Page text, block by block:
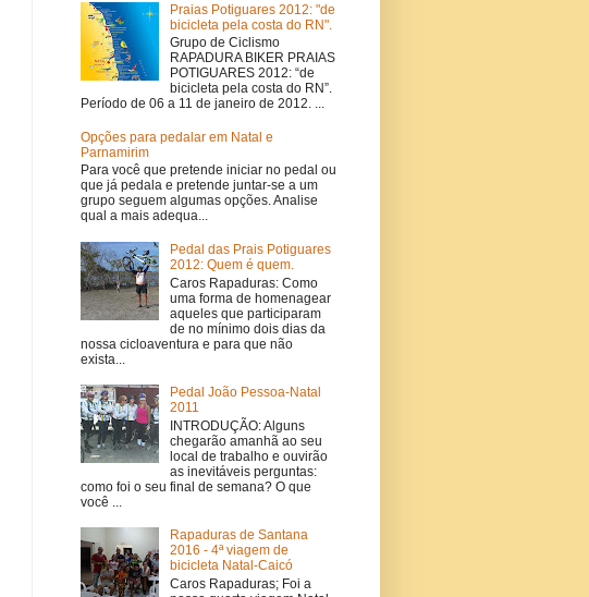
Praias Potiguares 2012: "de
bicicleta pela costa do RN".
Grupo de Ciclismo
RAPADURA BIKER PRAIAS
POTIGUARES 2012: “de
bicicleta pela costa do RN”.
Período de 06 a 11 de janeiro de 2012. ...
Opções para pedalar em Natal e
Parnamirim
Para você que pretende iniciar no pedal ou
que já pedala e pretende juntar-se a um
grupo seguem algumas opções. Analise
qual a mais adequa...
Pedal das Prais Potiguares
2012: Quem é quem.
Caros Rapaduras: Como
uma forma de homenagear
aqueles que participaram
de no mínimo dois dias da
nossa cicloaventura e para que não
exista...
Pedal João Pessoa-Natal
2011
INTRODUÇÃO: Alguns
chegarão amanhã ao seu
local de trabalho e ouvirão
as inevitáveis perguntas:
como foi o seu final de semana? O que
você ...
Rapaduras de Santana
2016 - 4ª viagem de
bicicleta Natal-Caicó
Caros Rapaduras; Foi a